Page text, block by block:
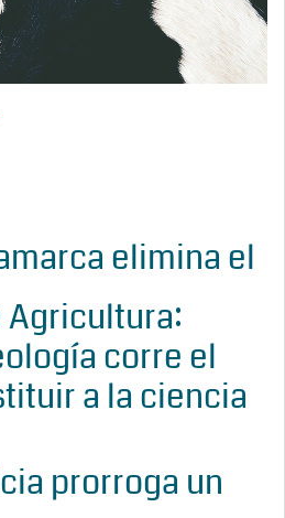
elimina el
corre el
a la ciencia
prorroga un